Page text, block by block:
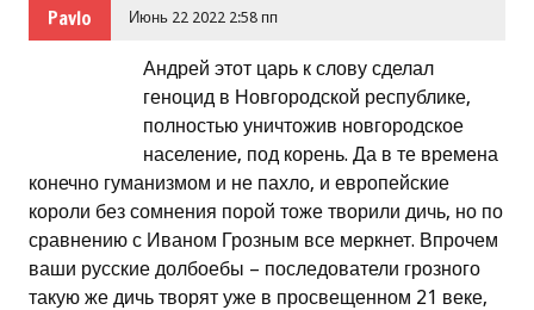
Pavlo Июнь 22 2022 2:58 пп
Андрей этот царь к слову сделал
геноцид в Новгородской республике,
полностью уничтожив новгородское
население, под корень. Да в те времена
конечно гуманизмом и не пахло, и европейские
короли без сомнения порой тоже творили дичь, но по
сравнению с Иваном Грозным все меркнет. Впрочем
ваши русские долбоебы – последователи грозного
такую же дичь творят уже в просвещенном 21 веке,